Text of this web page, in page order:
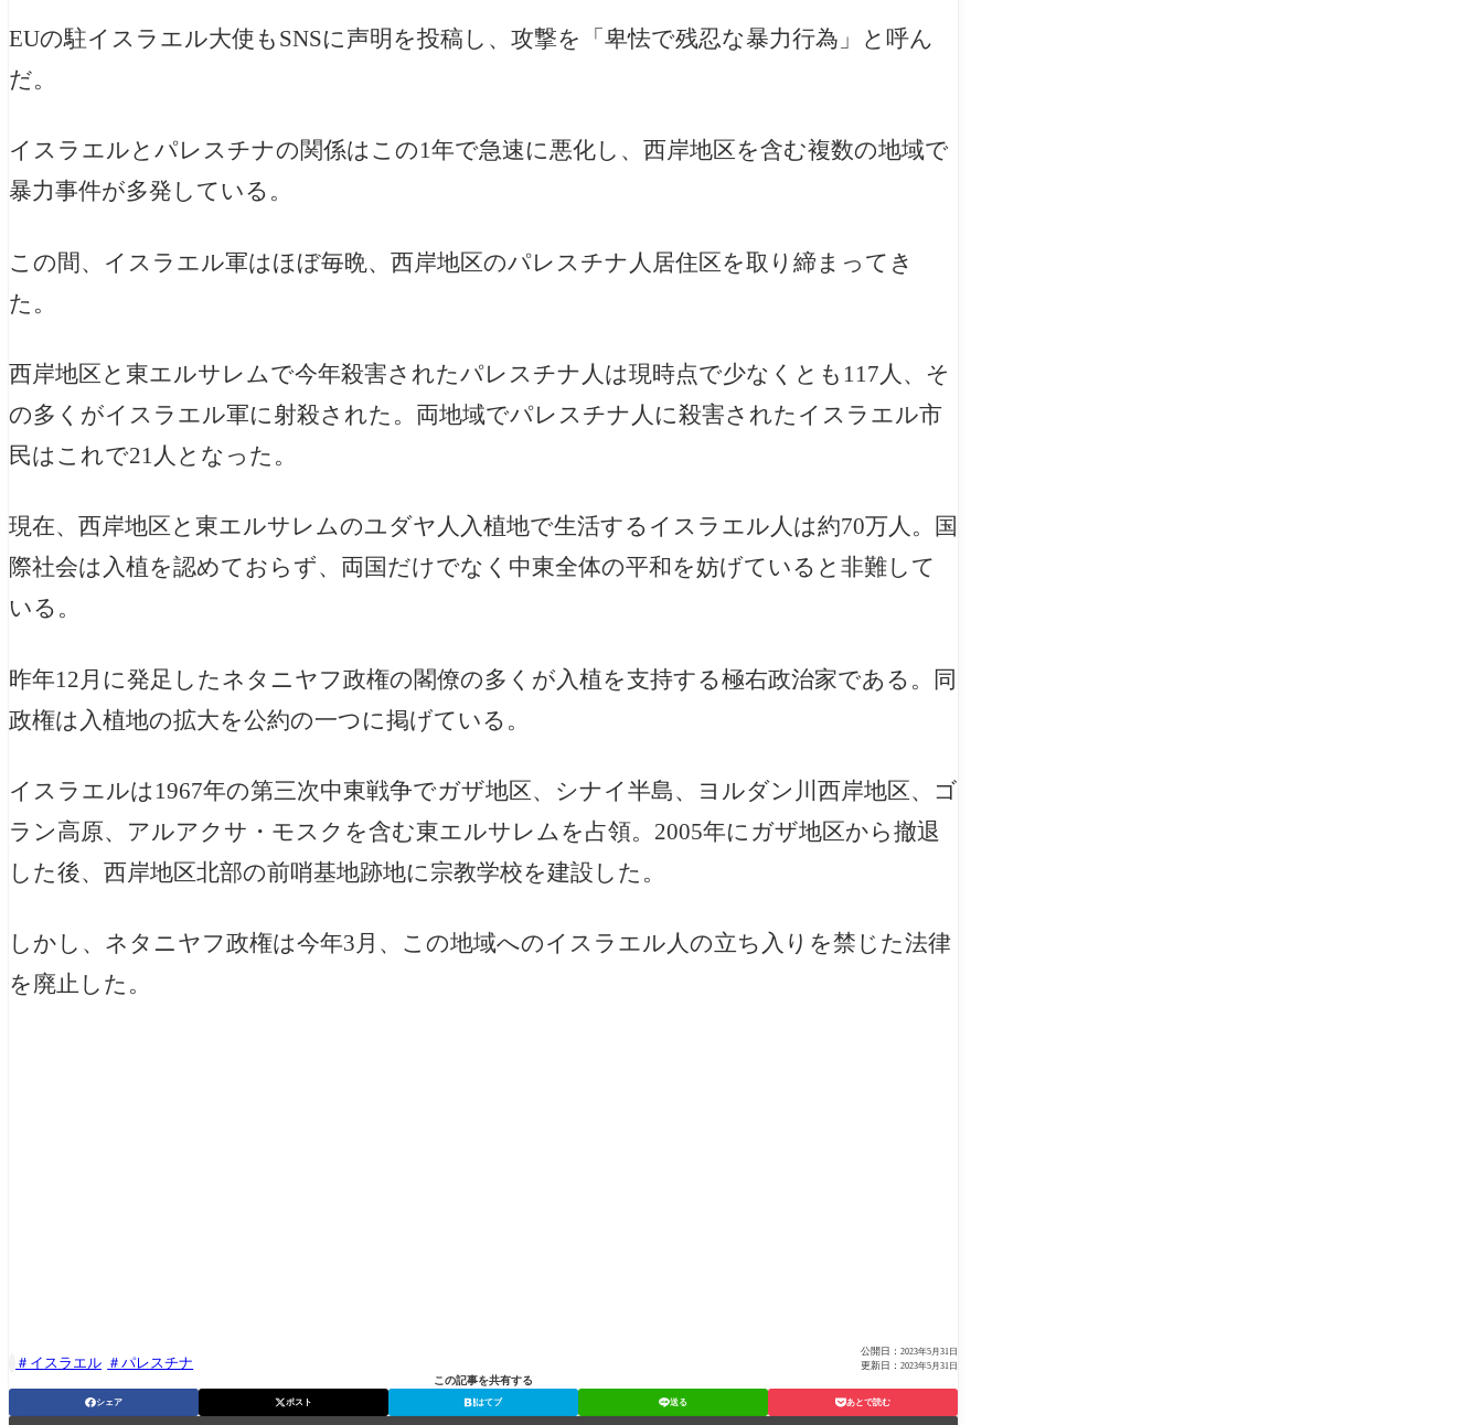
EUの駐イスラエル大使もSNSに声明を投稿し、攻撃を「卑怯で残忍な暴力行為」と呼ん
だ。
イスラエルと パレスチナの関係はこの1年で急速に悪化し、西岸地区を含む複数の地域で
暴力事件が多発している。
この間、イスラエル軍はほぼ毎晩、西岸地区のパレスチナ人居住区を取り締まってき
た。
西岸地区と東エルサレムで今年殺害されたパレスチナ人は現時点で少なくとも117人、そ
の多くがイスラエル軍に射殺された。両地域でパレスチナ人に殺害されたイスラエル市
民はこれで21人となった。
現在、西岸地区と東エルサレムのユダヤ人入植地で生活するイスラエル人は約70万人。国
際社会は入植を認めておらず、両国だけでなく中東全体の平和を妨げていると非難して
いる。
昨年12月に発足したネタニヤフ政権の閣僚の多くが入植を支持する極右政治家である。同
政権は入植地の拡大を公約の一つに掲げている。
イスラエルは1967年の第三次中東戦争でガザ地区、シナイ半島、ヨルダン川西岸地区、ゴ
ラン高原、アルアクサ・モスクを含む東エルサレムを占領。2005年にガザ地区から撤退
した後、西岸地区北部の前哨基地跡地に宗教学校を建設した。
しかし、ネタニヤフ政権は今年3月、この地域へのイスラエル人の立ち入りを禁じた法律
を廃止した。
イスラエル パレスチナ
公開日： 2023年5月31日
更新日： 2023年5月31日
この記事を共有する
シェア ポスト はてブ 送る あとで読む